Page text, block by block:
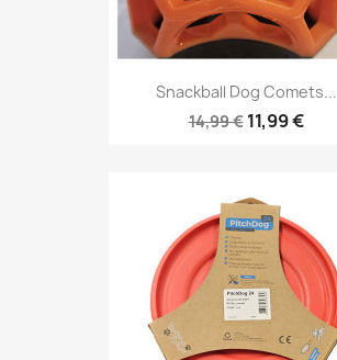
Snackball Dog Comets...
14,99 € 11,99 €